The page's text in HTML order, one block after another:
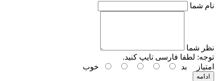
نام شما
نظر شما
توجه: لطفا فارسی تایپ کنید.
امتیاز
بد خوب
ادامه